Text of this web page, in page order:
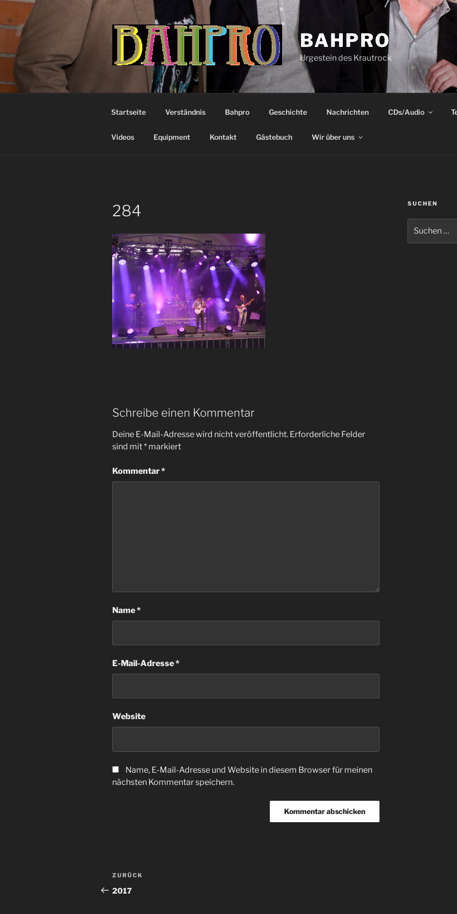
Zum
Inhalt
springen
BAHPRO
Urgestein des Krautrock
Startseite Verständnis Bahpro Geschichte Nachrichten CDs/Audio
Videos Equipment Kontakt Gästebuch Wir über uns
284
Schreibe einen Kommentar
Deine E-Mail-Adresse wird nicht veröffentlicht. Erforderliche Felder
sind mit* markiert
Kommentar*
Name*
E-Mail-Adresse*
Website
Name, E-Mail-Adresse und Website in diesem Browser für meinen
nächsten Kommentar speichern.
Beitragsnavigation
Vorheriger
Beitrag
ZURÜCK
2017
SUCHEN
nach: